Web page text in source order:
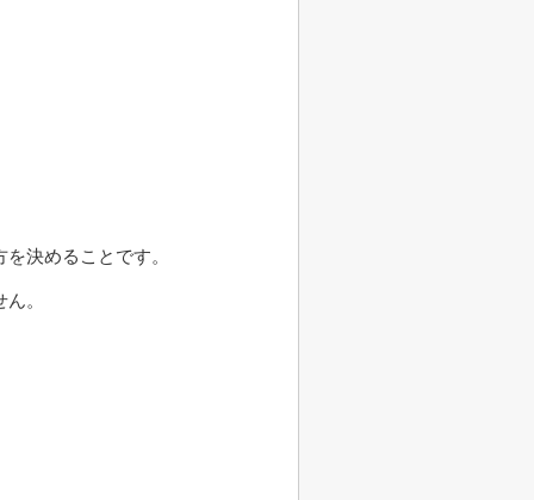
決めることです。
。